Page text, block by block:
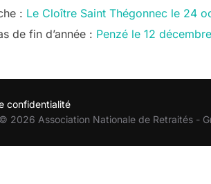
: Le Cloître Saint Thégonnec le 24
de fin d’année : Penzé le 12
confidentialité
2026 Association Nationale de Retraités -